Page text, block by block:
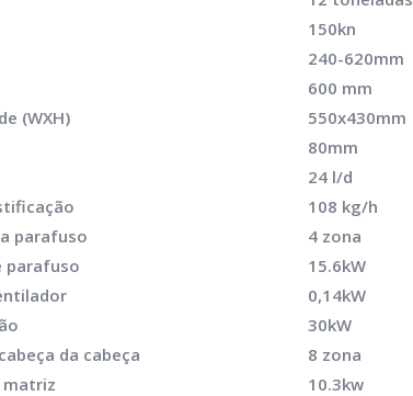
150kn
240-620mm
600 mm
(WXH)
550x430mm
80mm
24 l/d
108 kg/h
parafuso
4 zona
parafuso
15.6kW
0,14kW
30kW
da cabeça
8 zona
matriz
10.3kw